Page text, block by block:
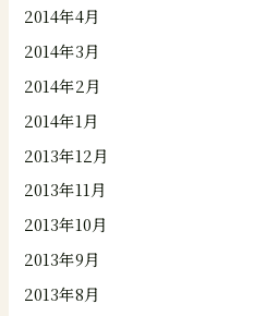
2014年4月
2014年3月
2014年2月
2014年1月
2013年12月
2013年11月
2013年10月
2013年9月
2013年8月